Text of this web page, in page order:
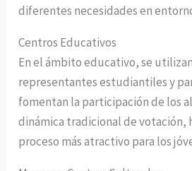
diferentes necesidades en
Centros Educativos
En el ámbito educativo, se
representantes estudiantiles y
fomentan la participación de los
dinámica tradicional de votación,
proceso más atractivo para los